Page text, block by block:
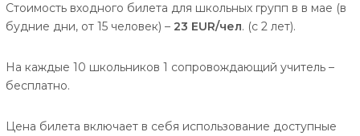
Стоимость входного билета для школьных групп в в мае (в
будние дни, от 15 человек) – 23 EUR/чел. (с 2 лет).
На каждые 10 школьников 1 сопровождающий учитель –
бесплатно.
Цена билета включает в себя использование доступные